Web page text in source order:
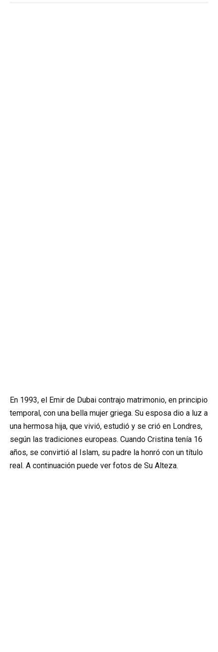
En 1993, el Emir de Dubai contrajo matrimonio, en principio
temporal, con una bella mujer griega. Su esposa dio a luz a
una hermosa hija, que vivió, estudió y se crió en Londres,
según las tradiciones europeas. Cuando Cristina tenía 16
años, se convirtió al Islam, su padre la honró con un título
real. A continuación puede ver fotos de Su Alteza.